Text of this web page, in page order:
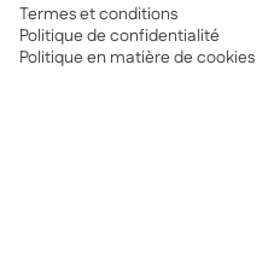
Termes et conditions
Politique de confidentialité
Politique en matière de cookies